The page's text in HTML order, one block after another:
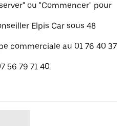
ou "Commencer" pour
Elpis Car sous 48
commerciale au 01 76 40 37
56 79 71 40.